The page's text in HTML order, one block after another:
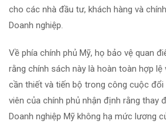
cho các nhà đầu tư, khách hàng và
Doanh nghiệp.
Về phía chính phủ Mỹ, họ bảo vệ quan
rằng chính sách này là hoàn toàn hợp
cần thiết và tiến bộ trong công cuộc
viên của chính phủ nhận định rằng thay
Doanh nghiệp Mỹ không hạ mức lương